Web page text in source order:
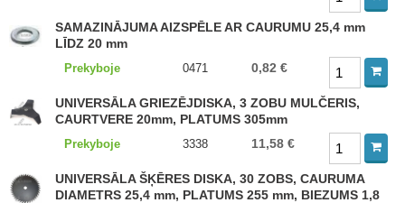
SAMAZINĀJUMA AIZSPĒLE AR CAURUMU 25,4 mm
LĪDZ 20 mm
Prekyboje 0471 0,82 €
UNIVERSĀLA GRIEZĒJDISKA, 3 ZOBU MULČERIS,
CAURTVERE 20mm, PLATUMS 305mm
Prekyboje 3338 11,58 €
UNIVERSĀLA ŠĶĒRES DISKA, 30 ZOBS, CAURUMA
DIAMETRS 25,4 mm, PLATUMS 255 mm, BIEZUMS 1,8